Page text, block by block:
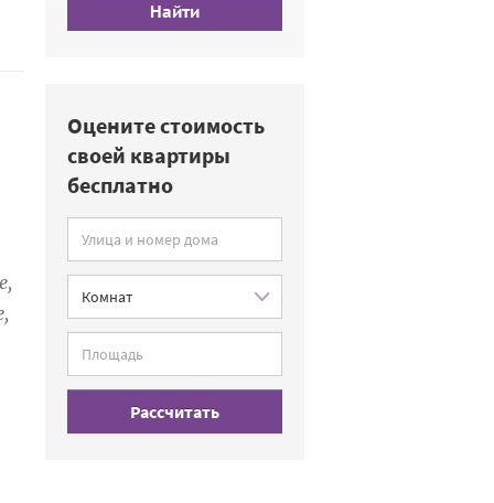
Найти
Оцените стоимость
своей квартиры
бесплатно
Рассчитать